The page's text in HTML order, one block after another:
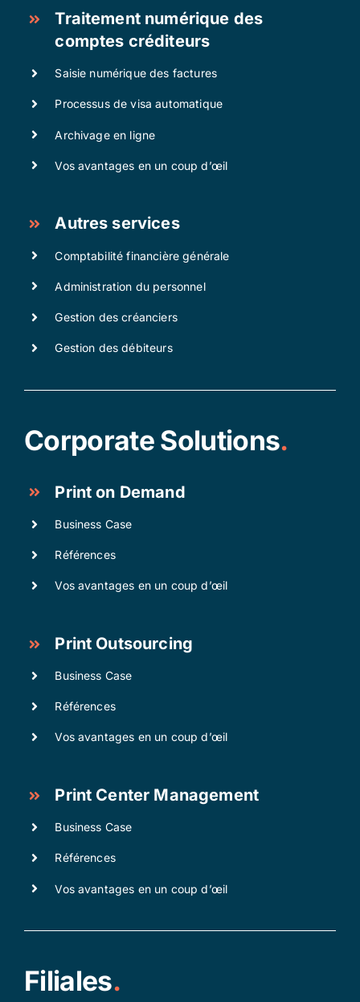
Traitement numérique des
comptes créditeurs
Saisie numérique des factures
Processus de visa automatique
Archivage en ligne
Vos avantages en un coup d’œil
Autres services
Comptabilité financière générale
Administration du personnel
Gestion des créanciers
Gestion des débiteurs
Corporate Solutions.
Print on Demand
Business Case
Références
Vos avantages en un coup d’œil
Print Outsourcing
Business Case
Références
Vos avantages en un coup d’œil
Print Center Management
Business Case
Références
Vos avantages en un coup d’œil
Filiales.